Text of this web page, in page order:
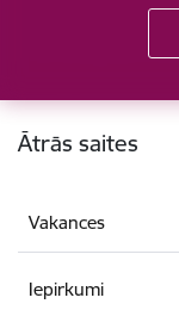
Kājene
Ātrās saites
Vakances
Iepirkumi